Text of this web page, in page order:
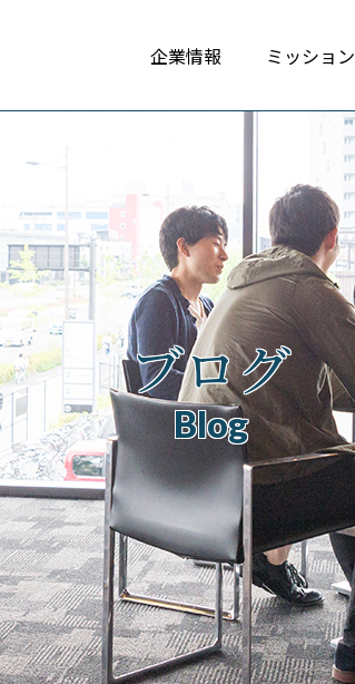
企業情報 ミッション
ブログ
Blog